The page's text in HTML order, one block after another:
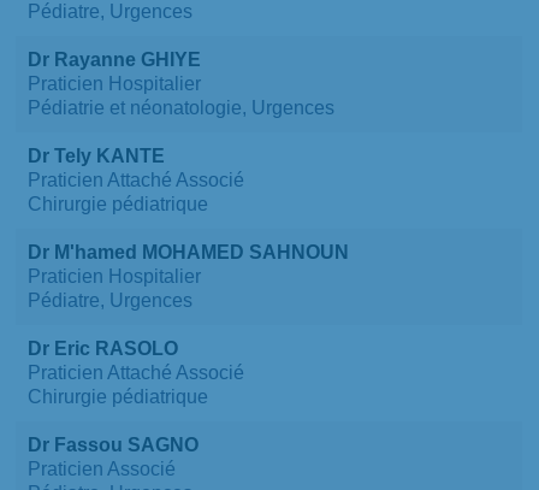
Pédiatre, Urgences
Dr Rayanne GHIYE
Praticien Hospitalier
Pédiatrie et néonatologie, Urgences
Dr Tely KANTE
Praticien Attaché Associé
Chirurgie pédiatrique
Dr M'hamed MOHAMED SAHNOUN
Praticien Hospitalier
Pédiatre, Urgences
Dr Eric RASOLO
Praticien Attaché Associé
Chirurgie pédiatrique
Dr Fassou SAGNO
Praticien Associé